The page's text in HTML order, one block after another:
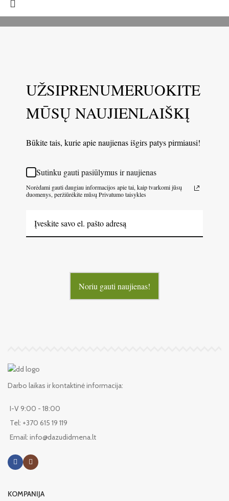
UŽSIPRENUMERUOKITE
MŪSŲ NAUJIENLAIŠKĮ
Būkite tais, kurie apie naujienas išgirs patys pirmiausi!
Sutinku gauti pasiūlymus ir naujienas
Norėdami gauti daugiau informacijos apie tai, kaip tvarkomi jūsų
duomenys, peržiūrėkite mūsų Privatumo taisykles
Noriu gauti naujienas!
Darbo laikas ir kontaktinė informacija:
I-V 9:00 - 18:00
Tel: +370 615 19 119
Email: info@dazudidmena.lt
KOMPANIJA